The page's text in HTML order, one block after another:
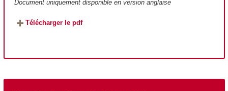
Document uniquement disponible en version anglaise
Télécharger le pdf